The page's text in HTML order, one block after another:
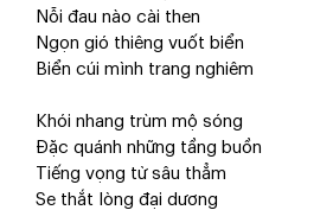
Nỗi đau nào cài then
Ngọn gió thiêng vuốt biển
Biển cúi mình trang nghiêm
Khói nhang trùm mộ sóng
Đặc quánh những tầng buồn
Tiếng vọng từ sâu thẳm
Se thắt lòng đại dương